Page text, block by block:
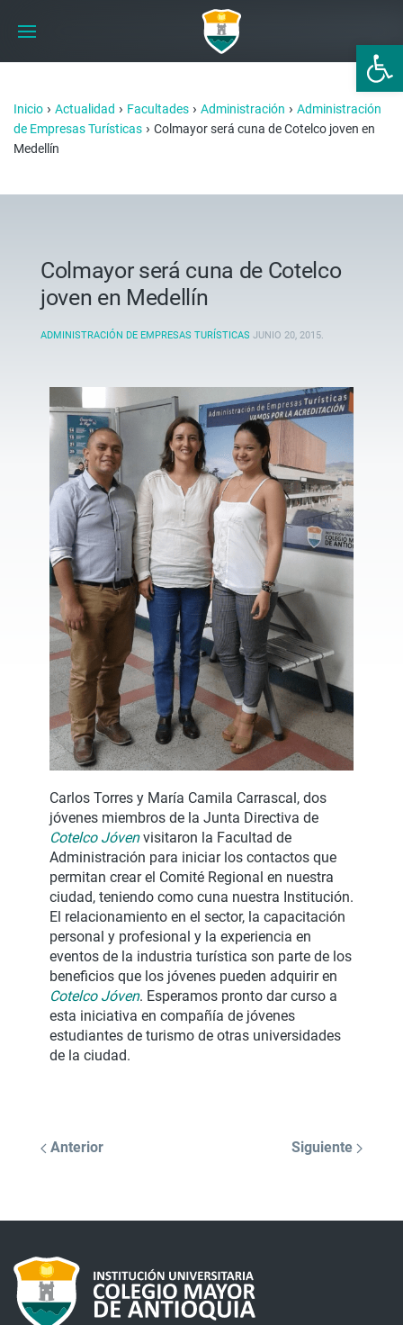
Abrir
Inicio › Actualidad › Facultades › Administración › Administración
de Empresas Turísticas › Colmayor será cuna de Cotelco joven en
Medellín
Colmayor será cuna de Cotelco
joven en Medellín
ADMINISTRACIÓN DE EMPRESAS TURÍSTICAS JUNIO 20, 2015.
Carlos Torres y María Camila Carrascal, dos
jóvenes miembros de la Junta Directiva de
Cotelco Jóvenvisitaron la Facultad de
Administración para iniciar los contactos que
permitan crear el Comité Regional en nuestra
ciudad, teniendo como cuna nuestra Institución.
El relacionamiento en el sector, la capacitación
personal y profesional y la experiencia en
eventos de la industria turística son parte de los
beneficios que los jóvenes pueden adquirir en
Cotelco Jóven. Esperamos pronto dar curso a
esta iniciativa en compañía de jóvenes
estudiantes de turismo de otras universidades
de la ciudad.
Anterior Siguiente